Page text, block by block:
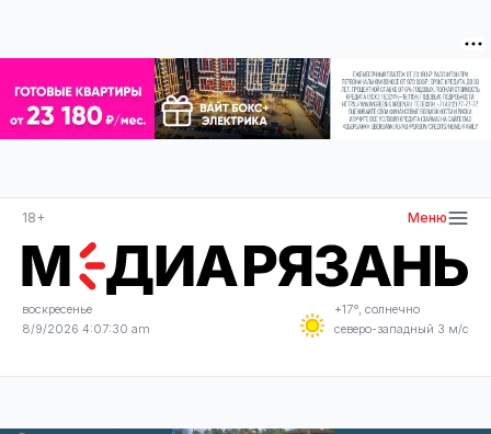
18+ Меню
воскресенье
8/9/2026 4:07:30 am
+17°, солнечно
северо-западный 3 м/с